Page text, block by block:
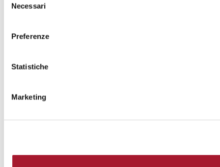
delNecessari
Preferenze
Statistiche
Marketing